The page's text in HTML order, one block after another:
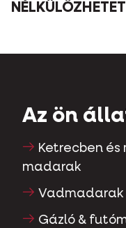
Az ön
Ketrecben
madarak
Vadmadarak
Gázló &